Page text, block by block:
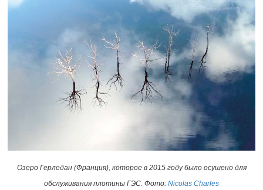
Озеро Герледан (Франция), которое в 2015 году было осушено для
обслуживания плотины ГЭС. Фото: Nicolas Charles